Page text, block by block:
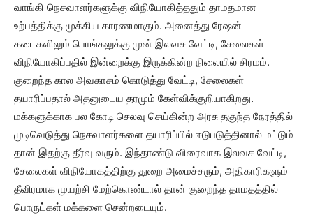
வாங்கி நெசவாளர்களுக்கு விநியோகித்ததும் தாமதமான
உற்பத்திக்கு முக்கிய காரணமாகும். அனைத்து ரேஷன்
கடைகளிலும் பொங்கலுக்கு முன் இலவச வேட்டி, சேலைகள்
விநியோகிப்பதில் இன்றைக்கு இருக்கின்ற நிலையில் சிரமம்.
குறைந்த கால அவகாசம் கொடுத்து வேட்டி, சேலைகள்
தயாரிப்பதால் அதனுடைய தரமும் கேள்விக்குறியாகிறது.
மக்களுக்காக பல கோடி செலவு செய்கின்ற அரசு தகுந்த நேரத்தில்
முடிவெடுத்து நெசவாளர்களை தயாரிப்பில் ஈடுபடுத்தினால் மட்டும்
தான் இதற்கு தீர்வு வரும். இந்தாண்டு விரைவாக இலவச வேட்டி,
சேலைகள் விநியோகத்திற்கு துறை அமைச்சரும், அதிகாரிகளும்
தீவிரமாக முயற்சி மேற்கொண்டால் தான் குறைந்த தாமதத்தில்
பொருட்கள் மக்களை சென்றடையும்.